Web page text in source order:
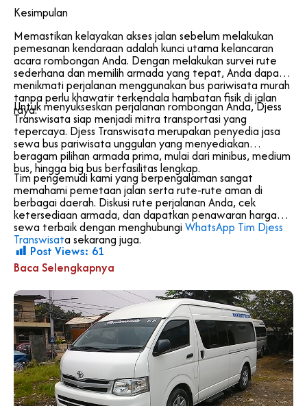
Kesimpulan
Memastikan kelayakan akses jalan sebelum melakukan
pemesanan kendaraan adalah kunci utama kelancaran
acara rombongan Anda. Dengan melakukan survei rute
sederhana dan memilih armada yang tepat, Anda dapat
menikmati perjalanan menggunakan bus pariwisata murah
tanpa perlu khawatir terkendala hambatan fisik di jalan
raya.
Untuk menyukseskan perjalanan rombongan Anda, Djess
Transwisata siap menjadi mitra transportasi yang
tepercaya. Djess Transwisata merupakan penyedia jasa
sewa bus pariwisata unggulan yang menyediakan
beragam pilihan armada prima, mulai dari minibus, medium
bus, hingga big bus berfasilitas lengkap.
Tim pengemudi kami yang berpengalaman sangat
memahami pemetaan jalan serta rute-rute aman di
berbagai daerah. Diskusi rute perjalanan Anda, cek
ketersediaan armada, dan dapatkan penawaran harga
sewa terbaik dengan menghubungi WhatsApp Tim Djess
Transwisata sekarang juga.
Post Views: 61
Baca Selengkapnya